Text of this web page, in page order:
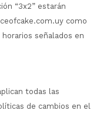
“3x2” estarán
como
señalados en
todas las
de cambios en el